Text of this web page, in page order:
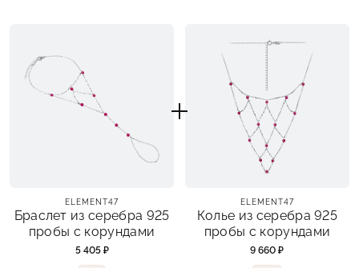
ELEMENT47
Браслет из серебра 925
пробы с корундами
5 405 ₽
ELEMENT47
Колье из серебра 925
пробы с корундами
9 660 ₽